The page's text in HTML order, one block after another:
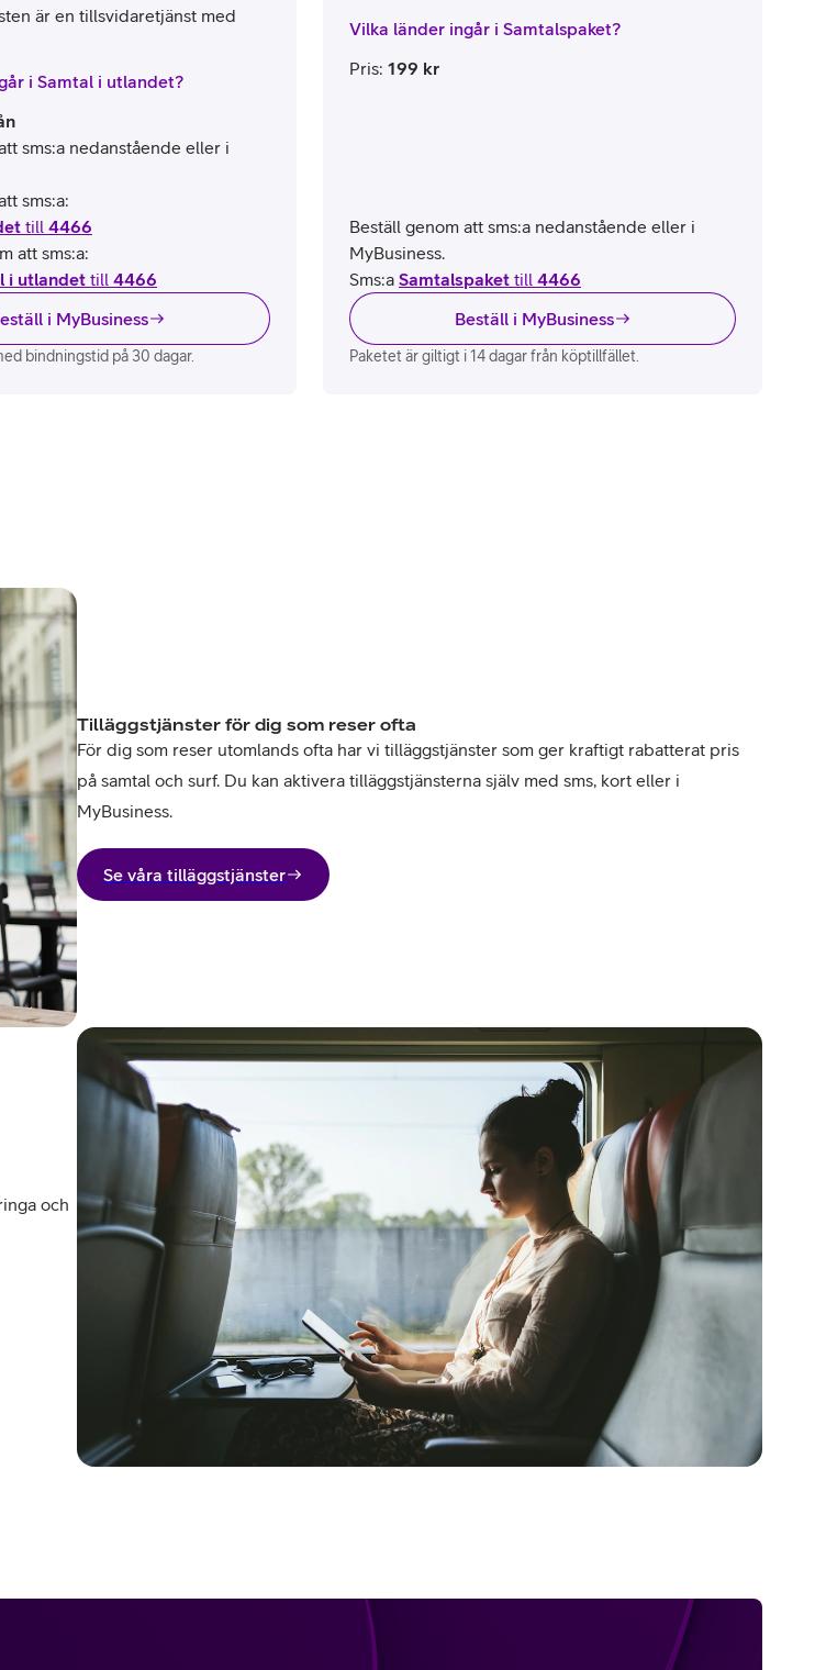
är en tillsvidaretjänst med
i Samtal i utlandet?
sms:a nedanstående eller i
sms:a:
till 4466
att sms:a:
i utlandet till 4466
i MyBusiness
bindningstid på 30 dagar.
Vilka länder ingår i Samtalspaket?
Pris: 199 kr
Beställ genom att sms:a nedanstående eller i
MyBusiness.
Sms:a Samtalspaket till 4466
Beställ i MyBusiness
Paketet är giltigt i 14 dagar från köptillfället.
Tilläggstjänster för dig som reser ofta
För dig som reser utomlands ofta har vi tilläggstjänster som ger kraftigt rabatterat pris
på samtal och surf. Du kan aktivera tilläggstjänsterna själv med sms, kort eller i
MyBusiness.
Se våra tilläggstjänster
och